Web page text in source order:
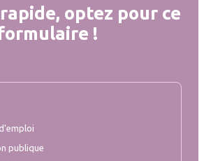
optez pour ce
!
publique